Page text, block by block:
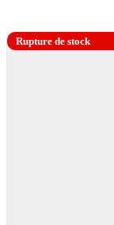
Rupture de stock